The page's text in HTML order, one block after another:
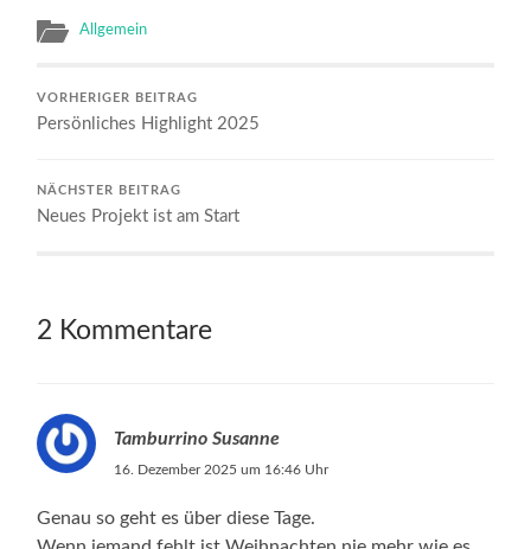
Allgemein
VORHERIGER BEITRAG
Persönliches Highlight 2025
NÄCHSTER BEITRAG
Neues Projekt ist am Start
2 Kommentare
Tamburrino Susanne
16. Dezember 2025 um 16:46 Uhr
Genau so geht es über diese Tage.